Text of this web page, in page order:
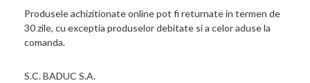
Produsele achizitionate online pot fi returnate in termen de
30 zile, cu exceptia produselor debitate si a celor aduse la
comanda.
S.C. BADUC S.A.